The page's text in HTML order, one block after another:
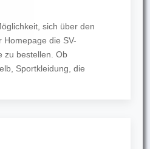
sich über den
Homepage die SV-
zu bestellen. Ob
Sportkleidung, die